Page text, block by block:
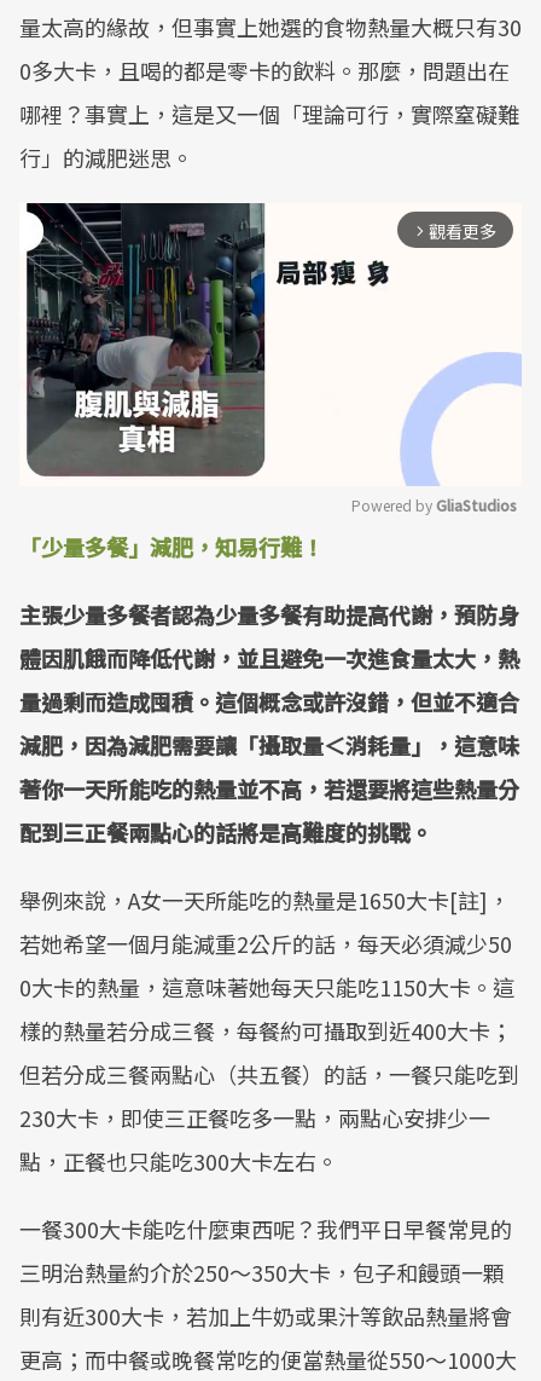
量太高的緣故，但事實上她選的食物熱量大概只有30
0多大卡，且喝的都是零卡的飲料。那麼，問題出在
哪裡？事實上，這是又一個「理論可行，實際窒礙難
行」的減肥迷思。
arrow_forward_ios 觀看更多
Powered by GliaStudios
「少量多餐」減肥，知易行難！
主張少量多餐者認為少量多餐有助提高代謝，預防身
體因肌餓而降低代謝，並且避免一次進食量太大，熱
量過剩而造成囤積。這個概念或許沒錯，但並不適合
減肥，因為減肥需要讓「攝取量＜消耗量」，這意味
著你一天所能吃的熱量並不高，若還要將這些熱量分
配到三正餐兩點心的話將是高難度的挑戰。
舉例來說，A女一天所能吃的熱量是1650大卡[註]，
若她希望一個月能減重2公斤的話，每天必須減少50
0大卡的熱量，這意味著她每天只能吃1150大卡。這
樣的熱量若分成三餐，每餐約可攝取到近400大卡；
但若分成三餐兩點心（共五餐）的話，一餐只能吃到
230大卡，即使三正餐吃多一點，兩點心安排少一
點，正餐也只能吃300大卡左右。
一餐300大卡能吃什麼東西呢？我們平日早餐常見的
三明治熱量約介於250～350大卡，包子和饅頭一顆
則有近300大卡，若加上牛奶或果汁等飲品熱量將會
更高；而中餐或晚餐常吃的便當熱量從550～1000大